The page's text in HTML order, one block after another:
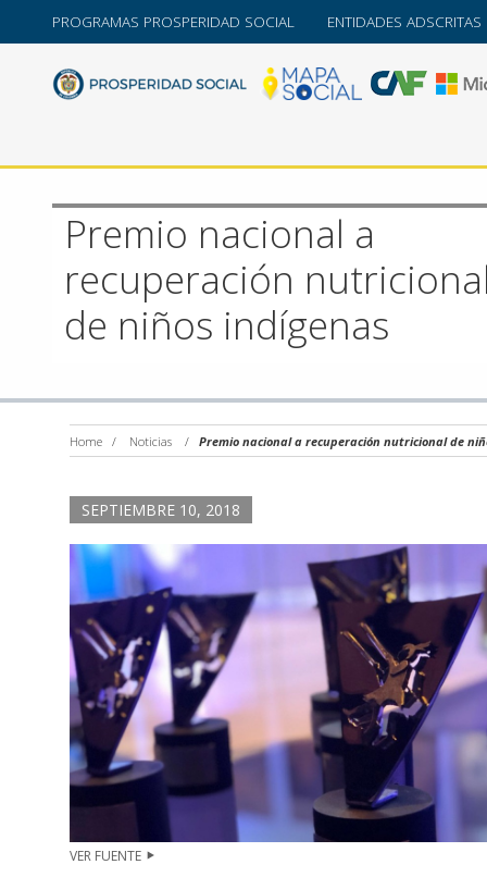
PROGRAMAS PROSPERIDAD SOCIAL ENTIDADES ADSCRITAS
Premio nacional a
recuperación
de niños indígenas
Home / Noticias / Premio nacional a recuperación nutricional de
SEPTIEMBRE 10, 2018
VER FUENTE